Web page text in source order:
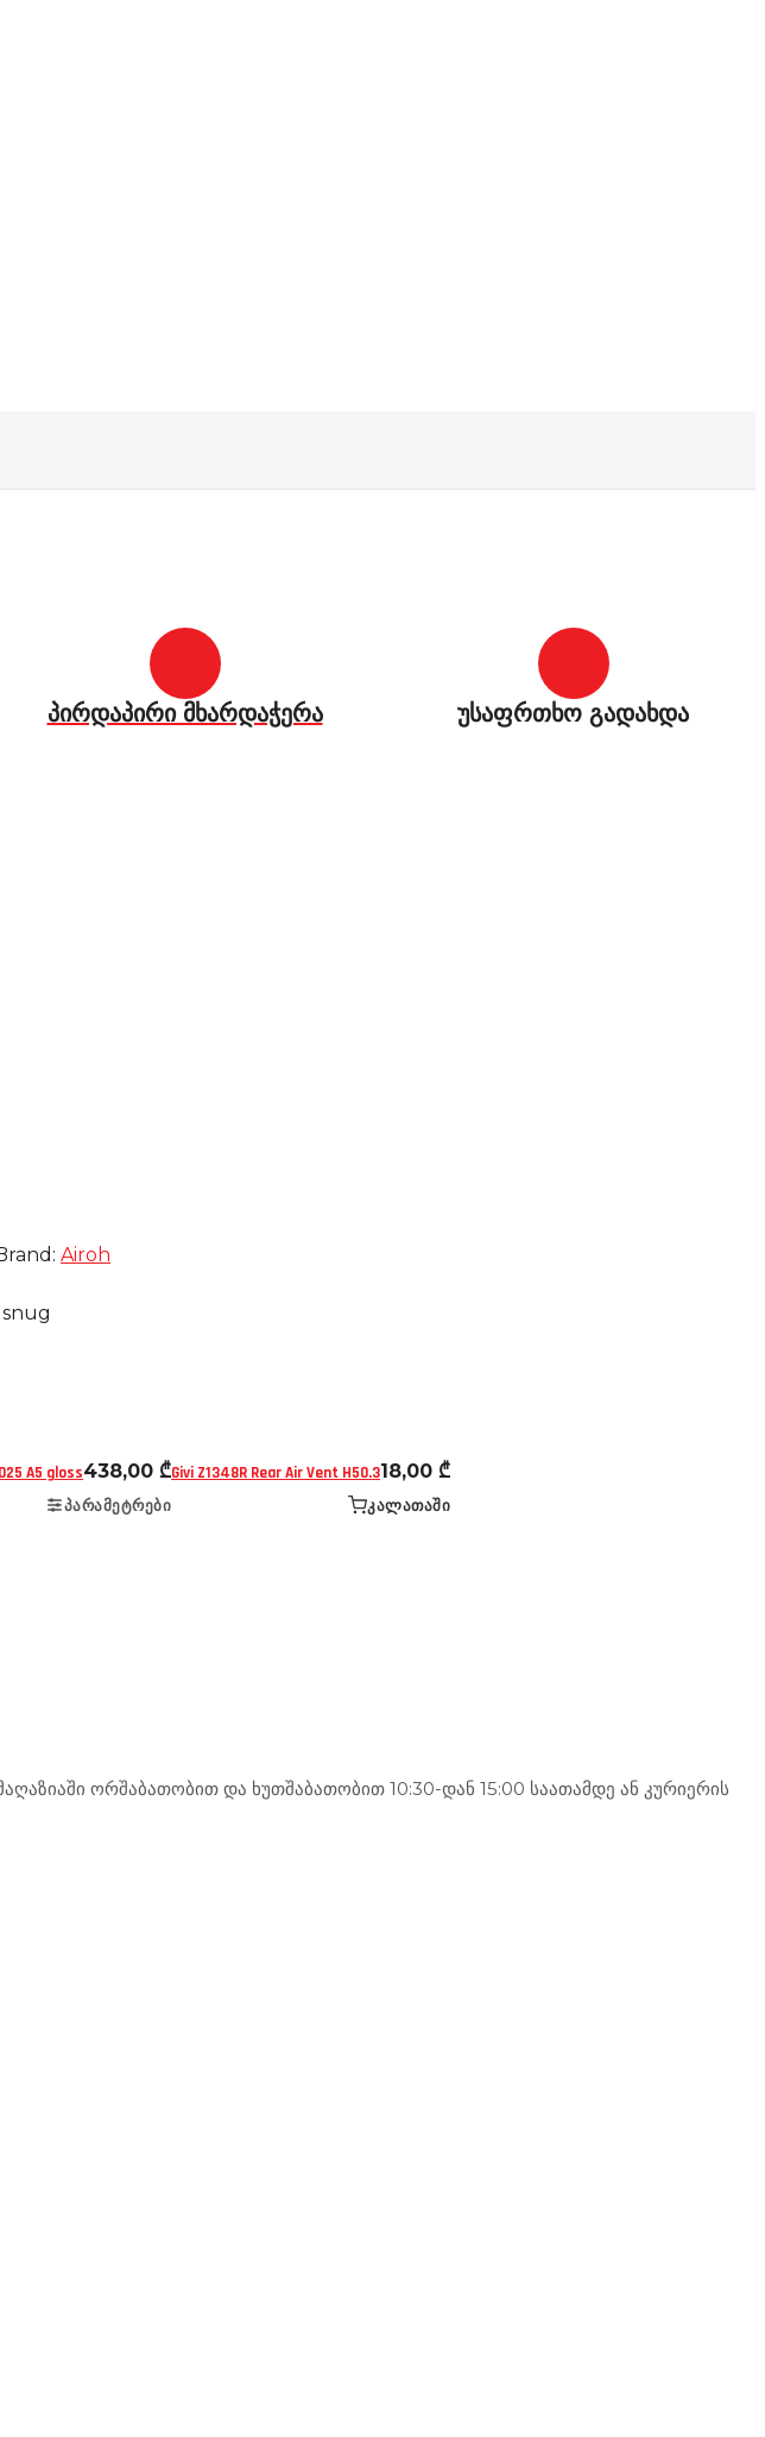
პირდაპირი მხარდაჭერა უსაფრთხო გადახდა
Airoh
A5 gloss438,00 ₾
ᲞᲐᲠᲐᲛᲔᲢᲠᲔᲑᲘ
Givi Z1348R Rear Air Vent H50.318,00 ₾
ᲙᲐᲚᲐᲗᲐᲨᲘ
ორშაბათობით და ხუთშაბათობით 10:30-დან 15:00 საათამდე ან კურიერის